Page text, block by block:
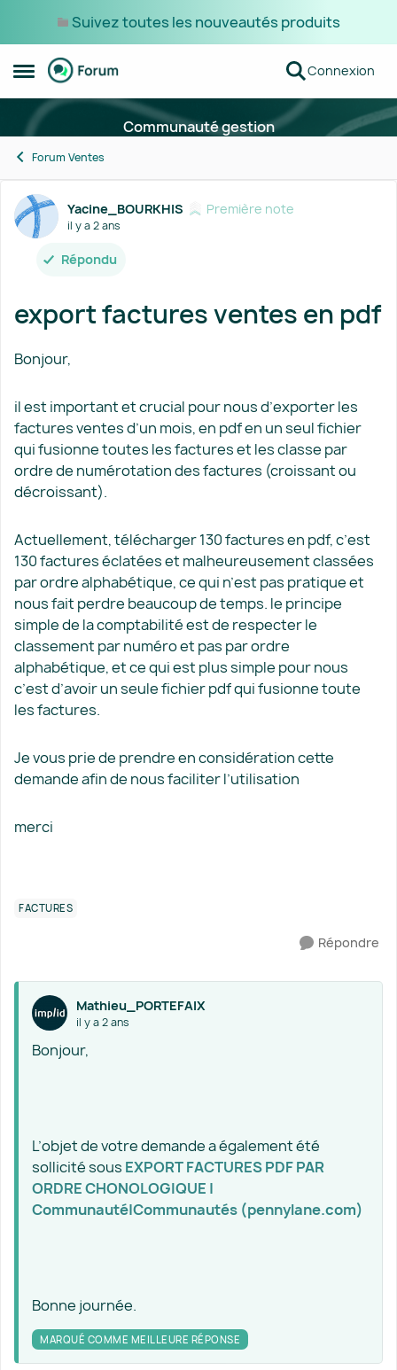
Suivez toutes les nouveautés produits
Ouvrir Menu Latéral
Passer au contenu Connexion
Communauté gestion
Forum Ventes
Forum Discussion
Yacine_BOURKHIS Première note
il y a 2 ans
Répondu
export factures ventes en pdf
Bonjour,
il est important et crucial pour nous d’exporter les
factures ventes d’un mois, en pdf en un seul fichier
qui fusionne toutes les factures et les classe par
ordre de numérotation des factures (croissant ou
décroissant).
Actuellement, télécharger 130 factures en pdf, c’est
130 factures éclatées et malheureusement classées
par ordre alphabétique, ce qui n’est pas pratique et
nous fait perdre beaucoup de temps. le principe
simple de la comptabilité est de respecter le
classement par numéro et pas par ordre
alphabétique, et ce qui est plus simple pour nous
c’est d’avoir un seule fichier pdf qui fusionne toute
les factures.
Je vous prie de prendre en considération cette
demande afin de nous faciliter l’utilisation
merci
FACTURES
Répondre
Mathieu_PORTEFAIX
il y a 2 ans
Bonjour,
L’objet de votre demande a également été
sollicité sous EXPORT FACTURES PDF PAR
ORDRE CHONOLOGIQUE |
Communauté|Communautés (pennylane.com)
Bonne journée.
MARQUÉ COMME MEILLEURE RÉPONSE